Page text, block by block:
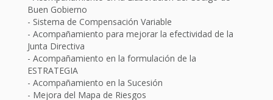
Buen Gobierno
Sistema de Compensación Variable
Acompañamiento para mejorar la efectividad de la
Junta Directiva
Acompañamiento en la formulación de la
ESTRATEGIA
Acompañamiento en la Sucesión
Mejora del Mapa de Riesgos